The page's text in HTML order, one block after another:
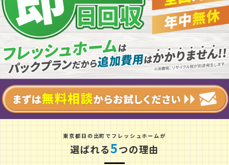
東京都 日 の 出町 でフレッシュホームが
選ばれる5つの理由